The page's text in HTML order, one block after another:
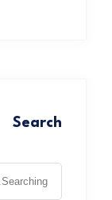
Search
for: